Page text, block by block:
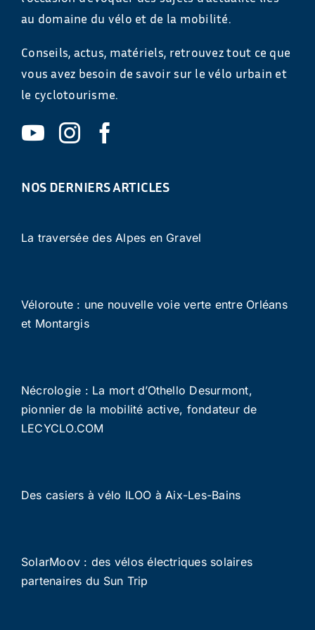
au domaine du vélo et de la mobilité.
Conseils, actus, matériels, retrouvez tout ce que
vous avez besoin de savoir sur le vélo urbain et
le cyclotourisme.
NOS DERNIERS ARTICLES
La traversée des Alpes en Gravel
Véloroute : une nouvelle voie verte entre Orléans
et Montargis
Nécrologie : La mort d’Othello Desurmont,
pionnier de la mobilité active, fondateur de
LECYCLO.COM
Des casiers à vélo ILOO à Aix-Les-Bains
SolarMoov : des vélos électriques solaires
partenaires du Sun Trip